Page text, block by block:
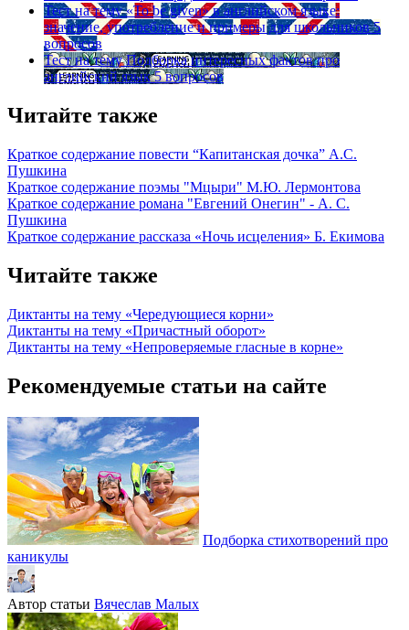
Тест на тему «To be given» в английском языке:
значение, употребление и примеры для школьников 5
вопросов
Тест на тему Подборка интересных фактов про
английский язык 5 вопросов
Читайте также
Краткое содержание повести “Капитанская дочка” А.С.
Пушкина
Краткое содержание поэмы "Мцыри" М.Ю. Лермонтова
Краткое содержание романа "Евгений Онегин" - А. С.
Пушкина
Краткое содержание рассказа «Ночь исцеления» Б. Екимова
Читайте также
Диктанты на тему «Чередующиеся корни»
Диктанты на тему «Причастный оборот»
Диктанты на тему «Непроверяемые гласные в корне»
Рекомендуемые статьи на сайте
Подборка стихотворений про
каникулы
Автор статьи Вячеслав Малых